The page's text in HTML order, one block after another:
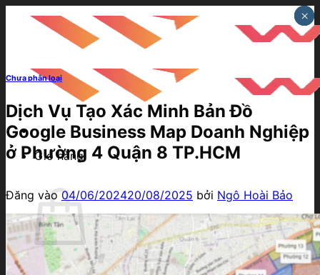
Giỏ hàng
Chưa có sản phẩm trong giỏ hàng.
Chưa phân loại
Dịch Vụ Tạo Xác Minh Bản Đồ
Google Business Map Doanh Nghiệp
ở Phường 4 Quận 8 TP.HCM
Đăng vào04/06/202420/08/2025 bởi Ngô Hoài Bảo
×
×
×